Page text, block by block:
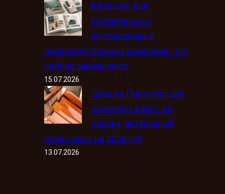
Каталоги для
строительных,
интерьерных и
производственных компаний: что
сейчас заказывают
15.07.2026
Цена на Пинотекс для
наружных работ по
дереву: актуальный
прайс-лист на 2026 год
13.07.2026